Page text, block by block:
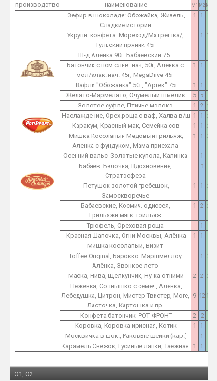
производство наименование M1 M2 M3
Зефир в шоколаде: Обожайка, Жизель,
Сладкие истории
1 1
Укрупн. конфета: Мореход/Матрешка/,
Тульский пряник 45г
1 1
Ш-д Аленка 90г, Бабаевский 75г
Батончик с пом.слив. нач, 50г, Алёнка с
мол/злак. нач. 45г, MegaDrive 45г
1 1
Вафли "Обожайка" 50г, "Артек" 75г 1 1
Желато-Мармелато, Очумелый шмелик
5 5
Золотое суфле, Птичье молоко
1 2 2
Наслаждение, Орех.роща с ваф, Халва в/ш 1 1
2
Каракум, Красный мак, Семейка сов
1 1
2
Мишка Косолапый Медовый грильяж,
Аленка с фундуком, Мама приехала
1 1 2
Осенний вальс, Золотые купола, Калинка 1
Бабаев. Белочка, Вдохновение,
Стратосфера
1
Петушок золотой гребешок,
Замоскворечье
1 1 2
Бабаевские, Космич. одиссея,
Грильяжн.мягк. грильяж
1 2 2
Трюфель, Ореховая роща 1
Красная Шапочка, Огни Москвы, Алёнка
1 1
Мишка косолапый, Визит
Toffee Original, Барокко, Маршмеллоу
Алёнка, Звонкое лето
1 2
Маска, Нива, Щелкунчик, Ну-ка отними 2 2 2
Неженка, Солнышко с семеч, Алёнка,
Лебедушка, Цитрон, Мистер Твистер, More,
Ласточка, Картошка и пр.
9 1215
Конфета батончик РОТ-ФРОНТ 2 2
Коровка, Коровка ирисная, Котик
1 1
Москвичка в шок., Раковые шейки (кар.)
1
Карамель Снежок, Гусиные лапки, Таёжная
1 1
O1, O2